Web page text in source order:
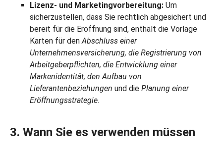
Lizenz- und Marketingvorbereitung: Um
sicherzustellen, dass Sie rechtlich abgesichert und
bereit für die Eröffnung sind, enthält die Vorlage
Karten für denAbschluss einer
Unternehmensversicherung, die Registrierung von
Arbeitgeberpflichten, die Entwicklung einer
Markenidentität, den Aufbau von
Lieferantenbeziehungen und die Planung einer
Eröffnungsstrategie.
3. Wann Sie es verwenden müssen